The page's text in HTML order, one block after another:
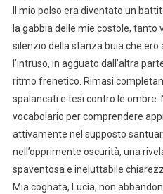
Il mio polso era diventato un
la gabbia delle mie costole,
silenzio della stanza buia che
l’intruso, in agguato dall’altra
ritmo frenetico. Rimasi
spalancati e tesi contro le ombre.
vocabolario per comprendere
attivamente nel supposto
nell’opprimente oscurità, una
spaventosa e ineluttabile
Mia cognata, Lucía, non